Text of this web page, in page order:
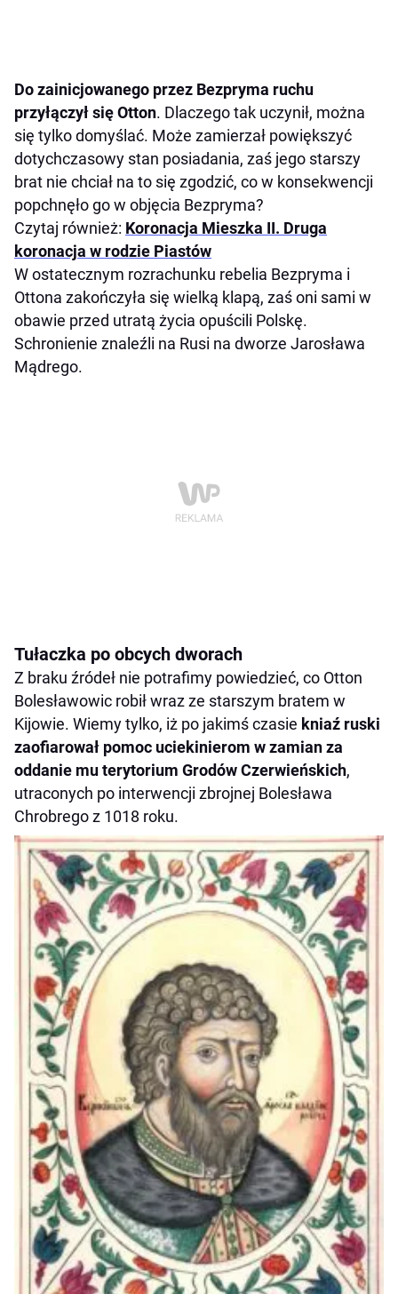
Do zainicjowanego przez Bezpryma ruchu
przyłączył się Otton. Dlaczego tak uczynił, można
się tylko domyślać. Może zamierzał powiększyć
dotychczasowy stan posiadania, zaś jego starszy
brat nie chciał na to się zgodzić, co w konsekwencji
popchnęło go w objęcia Bezpryma?
Czytaj również: Koronacja Mieszka II. Druga
koronacja w rodzie Piastów
W ostatecznym rozrachunku rebelia Bezpryma i
Ottona zakończyła się wielką klapą, zaś oni sami w
obawie przed utratą życia opuścili Polskę.
Schronienie znaleźli na Rusi na dworze Jarosława
Mądrego.
Tułaczka po obcych dworach
Z braku źródeł nie potrafimy powiedzieć, co Otton
Bolesławowic robił wraz ze starszym bratem w
Kijowie. Wiemy tylko, iż po jakimś czasie kniaź ruski
zaofiarował pomoc uciekinierom w zamian za
oddanie mu terytorium Grodów Czerwieńskich,
utraconych po interwencji zbrojnej Bolesława
Chrobrego z 1018 roku.